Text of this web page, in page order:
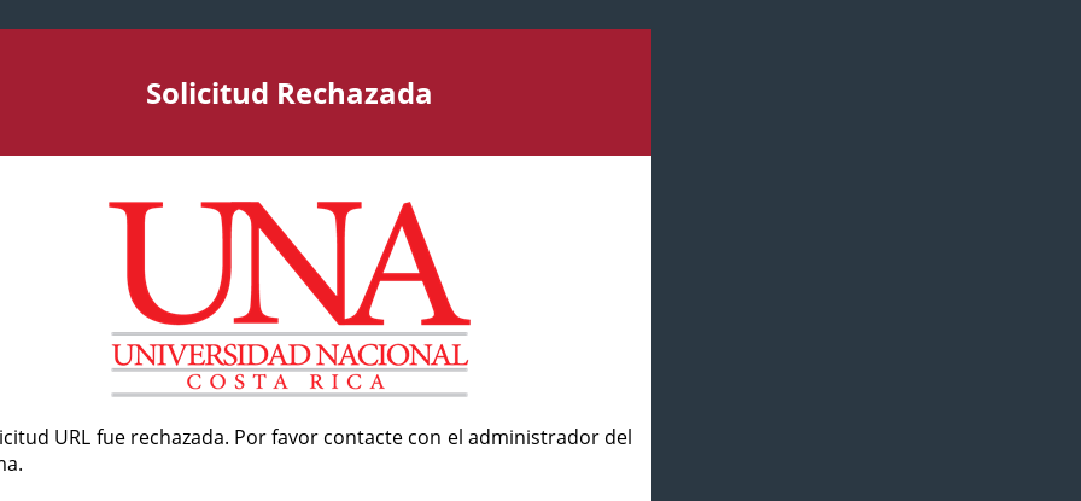
Solicitud Rechazada
URL fue rechazada. Por favor contacte con el administrador del